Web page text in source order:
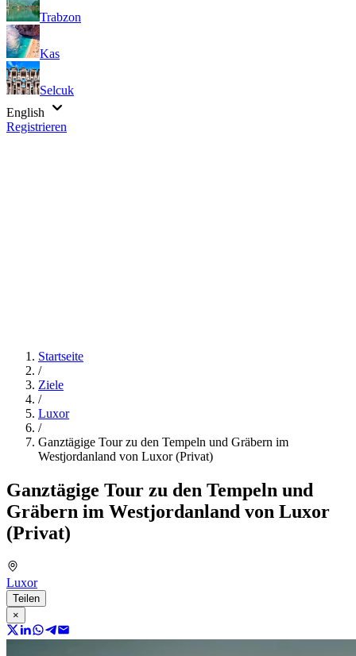
Trabzon
Kas
Selcuk
English
Registrieren
Startseite
/
Ziele
/
Luxor
/
Ganztägige Tour zu den Tempeln und Gräbern im
Westjordanland von Luxor (Privat)
Ganztägige Tour zu den Tempeln und
Gräbern im Westjordanland von Luxor
(Privat)
Luxor
Teilen
×